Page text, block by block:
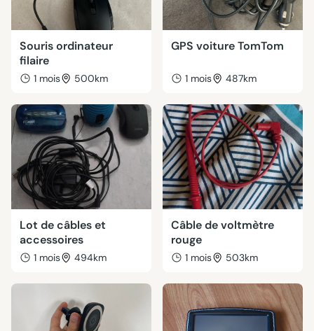
Souris ordinateur
filaire
1 mois 500km
GPS voiture TomTom
1 mois 487km
Lot de câbles et
accessoires
1 mois 494km
Câble de voltmètre
rouge
1 mois 503km